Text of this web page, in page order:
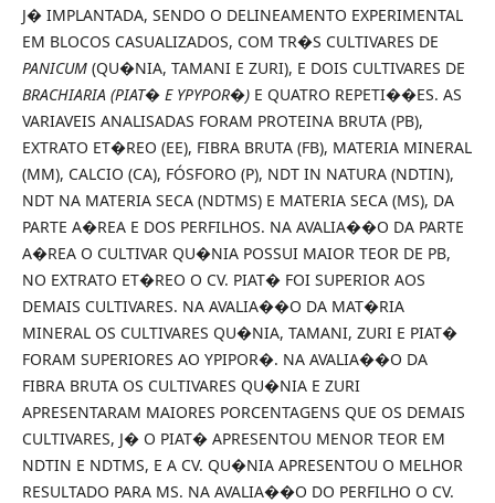
J� IMPLANTADA, SENDO O DELINEAMENTO EXPERIMENTAL
EM BLOCOS CASUALIZADOS, COM TR�S CULTIVARES DE
PANICUM(QU�NIA, TAMANI E ZURI), E DOIS CULTIVARES DE
BRACHIARIA (PIAT� E YPYPOR�)E QUATRO REPETI��ES. AS
VARIAVEIS ANALISADAS FORAM PROTEINA BRUTA (PB),
EXTRATO ET�REO (EE), FIBRA BRUTA (FB), MATERIA MINERAL
(MM), CALCIO (CA), FÓSFORO (P), NDT IN NATURA (NDTIN),
NDT NA MATERIA SECA (NDTMS) E MATERIA SECA (MS), DA
PARTE A�REA E DOS PERFILHOS. NA AVALIA��O DA PARTE
A�REA O CULTIVAR QU�NIA POSSUI MAIOR TEOR DE PB,
NO EXTRATO ET�REO O CV. PIAT� FOI SUPERIOR AOS
DEMAIS CULTIVARES. NA AVALIA��O DA MAT�RIA
MINERAL OS CULTIVARES QU�NIA, TAMANI, ZURI E PIAT�
FORAM SUPERIORES AO YPIPOR�. NA AVALIA��O DA
FIBRA BRUTA OS CULTIVARES QU�NIA E ZURI
APRESENTARAM MAIORES PORCENTAGENS QUE OS DEMAIS
CULTIVARES, J� O PIAT� APRESENTOU MENOR TEOR EM
NDTIN E NDTMS, E A CV. QU�NIA APRESENTOU O MELHOR
RESULTADO PARA MS. NA AVALIA��O DO PERFILHO O CV.